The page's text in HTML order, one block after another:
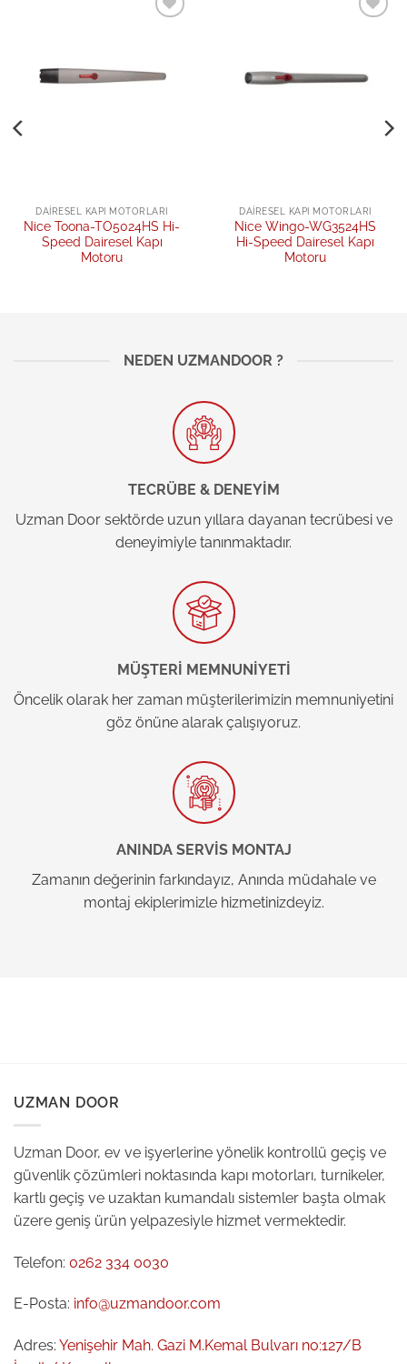
DAIRESEL KAPI MOTORLARI
Nice Toona-TO5024HS Hi-
Speed Dairesel Kapı
Motoru
DAIRESEL KAPI MOTORLARI
Nice Wingo-WG3524HS
Hi-Speed Dairesel Kapı
Motoru
NEDEN UZMANDOOR ?
TECRÜBE & DENEYİM
Uzman Door sektörde uzun yıllara dayanan tecrübesi ve
deneyimiyle tanınmaktadır.
MÜŞTERİ MEMNUNİYETİ
Öncelik olarak her zaman müşterilerimizin memnuniyetini
göz önüne alarak çalışıyoruz.
ANINDA SERVİS MONTAJ
Zamanın değerinin farkındayız, Anında müdahale ve
montaj ekiplerimizle hizmetinizdeyiz.
UZMAN DOOR
Uzman Door, ev ve işyerlerine yönelik kontrollü geçiş ve
güvenlik çözümleri noktasında kapı motorları, turnikeler,
kartlı geçiş ve uzaktan kumandalı sistemler başta olmak
üzere geniş ürün yelpazesiyle hizmet vermektedir.
Telefon: 0262 334 0030
E-Posta: info@uzmandoor.com
Adres: Yenişehir Mah. Gazi M.Kemal Bulvarı no:127/B